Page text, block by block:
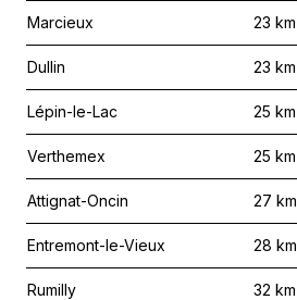
Marcieux 23 km
Dullin 23 km
Lépin-le-Lac 25 km
Verthemex 25 km
Attignat-Oncin 27 km
Entremont-le-Vieux 28 km
Rumilly 32 km